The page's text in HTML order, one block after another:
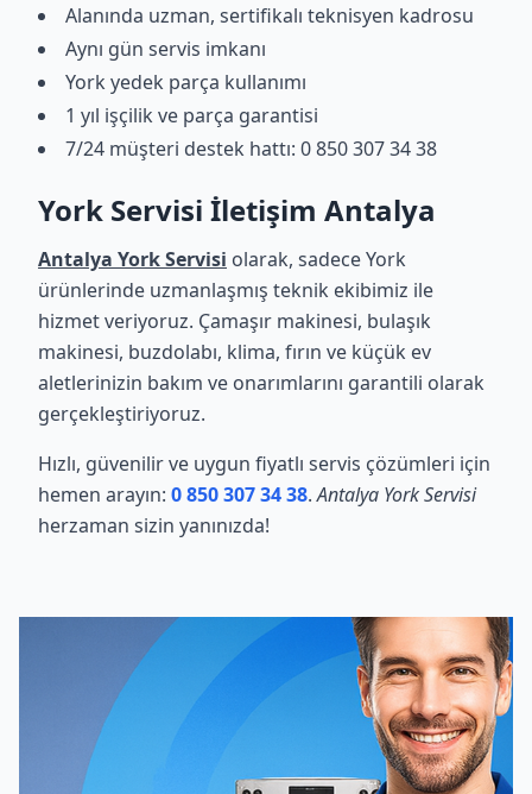
Alanında uzman, sertifikalı teknisyen kadrosu
Aynı gün servis imkanı
York yedek parça kullanımı
1 yıl işçilik ve parça garantisi
7/24 müşteri destek hattı: 0 850 307 34 38
York Servisi İletişim Antalya
Antalya York Servisi olarak, sadece York
ürünlerinde uzmanlaşmış teknik ekibimiz ile
hizmet veriyoruz. Çamaşır makinesi, bulaşık
makinesi, buzdolabı, klima, fırın ve küçük ev
aletlerinizin bakım ve onarımlarını garantili olarak
gerçekleştiriyoruz.
Hızlı, güvenilir ve uygun fiyatlı servis çözümleri için
hemen arayın: 0 850 307 34 38.Antalya York Servisi
herzaman sizin yanınızda!